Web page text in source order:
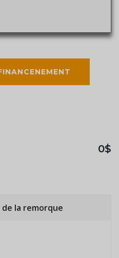
0$
la remorque